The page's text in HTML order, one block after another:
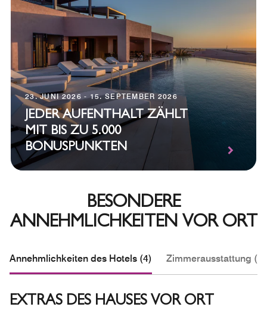
23. JUNI 2026 - 15. SEPTEMBER 2026
JEDER AUFENTHALT ZÄHLT
MIT BIS ZU 5.000
BONUSPUNKTEN
BESONDERE
ANNEHMLICHKEITEN VOR ORT
Annehmlichkeiten des Hotels (4) Zimmerausstattung (3)
EXTRAS DES HAUSES VOR ORT